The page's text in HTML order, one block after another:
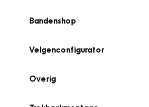
Bandenshop
Velgenconfigurator
Overig